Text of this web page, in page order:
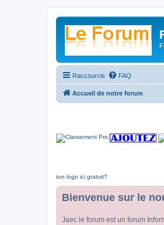
Raccourcis FAQ
Accueil de notre forum
ton logo ici gratuit?
Bienvenue sur le
Jaec le forum est un forum